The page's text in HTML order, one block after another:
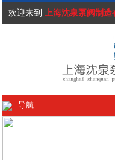
欢迎来到 上海沈泉泵阀制造
导航